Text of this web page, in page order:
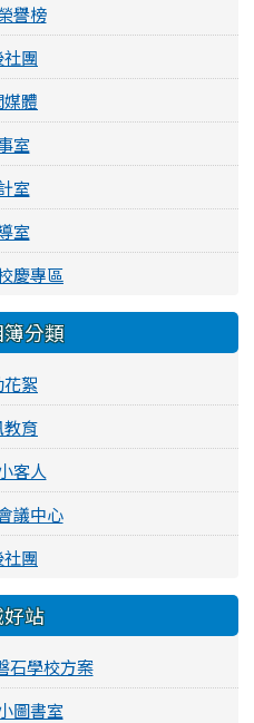
譽榜
團
體
室
室
室
慶專區
分類
絮
育
客人
議中心
團
站
石學校方案
圖書室